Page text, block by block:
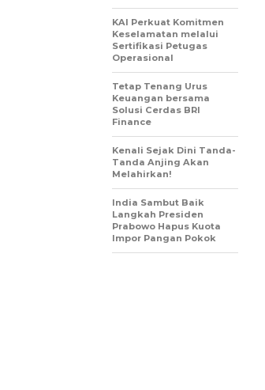
KAI Perkuat Komitmen
Keselamatan melalui
Sertifikasi Petugas
Operasional
Tetap Tenang Urus
Keuangan bersama
Solusi Cerdas BRI
Finance
Kenali Sejak Dini Tanda-
Tanda Anjing Akan
Melahirkan!
India Sambut Baik
Langkah Presiden
Prabowo Hapus Kuota
Impor Pangan Pokok